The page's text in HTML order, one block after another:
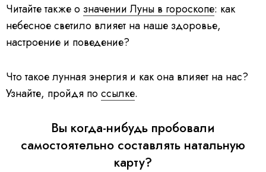
Читайте также о значении Луны в гороскопе: как
небесное светило влияет на наше здоровье,
настроение и поведение?
Что такое лунная энергия и как она влияет на нас?
Узнайте, пройдя поссылке.
Вы когда-нибудь пробовали
самостоятельно составлять натальную
карту?